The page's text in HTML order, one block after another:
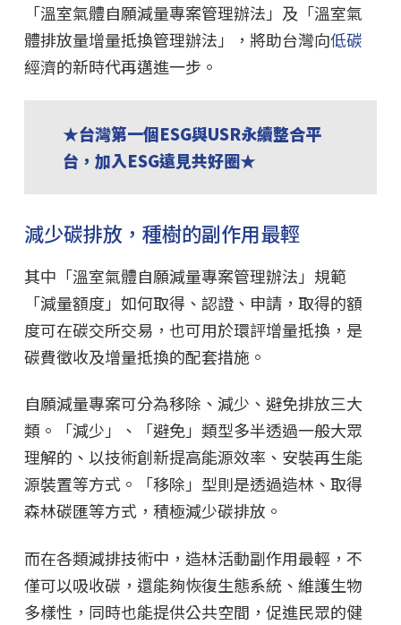
「溫室氣體自願減量專案管理辦法」及「溫室氣
體排放量增量抵換管理辦法」，將助台灣向低碳
經濟的新時代再邁進一步。
★台灣第一個ESG與USR永續整合平
台，加入ESG遠見共好圈★
減少碳排放，種樹的副作用最輕
其中「溫室氣體自願減量專案管理辦法」規範
「減量額度」如何取得、認證、申請，取得的額
度可在碳交所交易，也可用於環評增量抵換，是
碳費徵收及增量抵換的配套措施。
自願減量專案可分為移除、減少、避免排放三大
類。「減少」、「避免」類型多半透過一般大眾
理解的、以技術創新提高能源效率、安裝再生能
源裝置等方式。「移除」型則是透過造林、取得
森林碳匯等方式，積極減少碳排放。
而在各類減排技術中，造林活動副作用最輕，不
僅可以吸收碳，還能夠恢復生態系統、維護生物
多樣性，同時也能提供公共空間，促進民眾的健